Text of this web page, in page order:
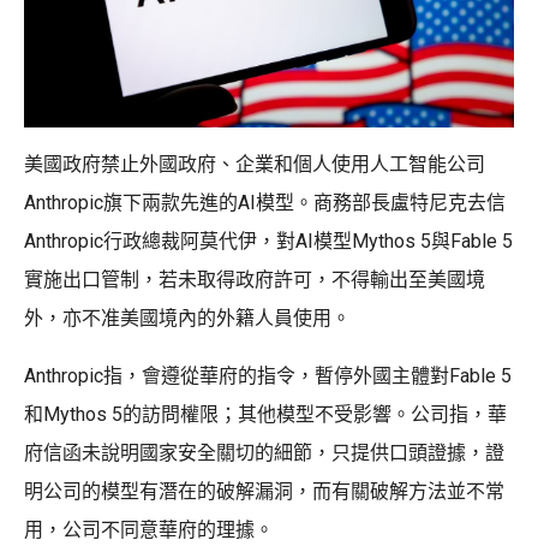
美國政府禁止外國政府、企業和個人使用人工智能公司
Anthropic旗下兩款先進的AI模型。商務部長盧特尼克去信
Anthropic行政總裁阿莫代伊，對AI模型Mythos 5與Fable 5
實施出口管制，若未取得政府許可，不得輸出至美國境
外，亦不准美國境內的外籍人員使用。
Anthropic指，會遵從華府的指令，暫停外國主體對Fable 5
和Mythos 5的訪問權限；其他模型不受影響。公司指，華
府信函未說明國家安全關切的細節，只提供口頭證據，證
明公司的模型有潛在的破解漏洞，而有關破解方法並不常
用，公司不同意華府的理據。